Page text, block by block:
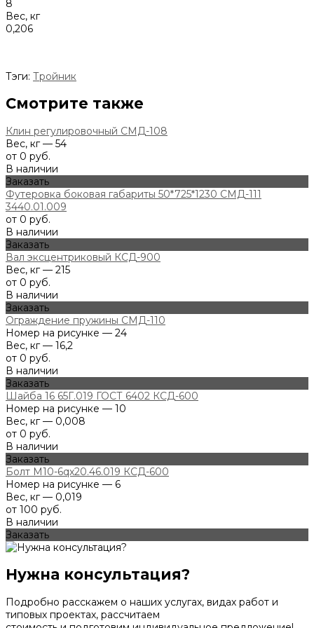
8
Вес, кг
0,206
Тэги: Тройник
Смотрите также
Клин регулировочный СМД-108
Вес, кг — 54
от 0 руб.
В наличии
Заказать
Футеровка боковая габариты 50*725*1230 СМД-111
3440.01.009
от 0 руб.
В наличии
Заказать
Вал эксцентриковый КСД-900
Вес, кг — 215
от 0 руб.
В наличии
Заказать
Ограждение пружины СМД-110
Номер на рисунке — 24
Вес, кг — 16,2
от 0 руб.
В наличии
Заказать
Шайба 16 65Г.019 ГОСТ 6402 КСД-600
Номер на рисунке — 10
Вес, кг — 0,008
от 0 руб.
В наличии
Заказать
Болт М10-6qх20.46.019 КСД-600
Номер на рисунке — 6
Вес, кг — 0,019
от 100 руб.
В наличии
Заказать
Нужна консультация?
Подробно расскажем о наших услугах, видах работ и
типовых проектах, рассчитаем